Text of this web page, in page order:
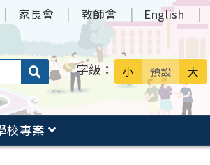
家長會 教師會 English
搜
送出 字級： 小 預設 大
校專案